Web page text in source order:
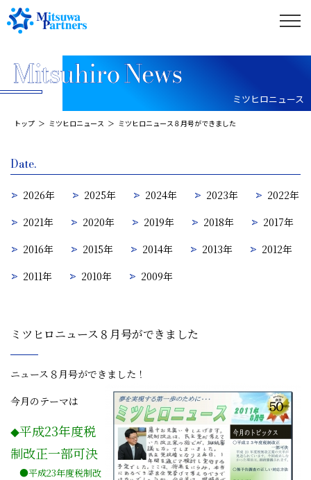
ミツヒロニュース
トップ ミツヒロニュース ミツヒロニュース８月号ができました
ミツヒロニュース８月号ができました
ニュース８月号ができました！
今月のテーマは
◆平成23年度税
制改正一部可決
●平成23年度税制改
Date.
2026年 2025年 2024年 2023年
2022年
2021年
2020年 2019年 2018年
2017年
2016年
2015年 2014年 2013年
2012年
2011年
2010年 2009年